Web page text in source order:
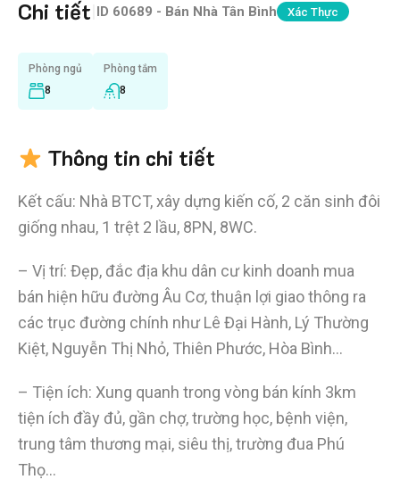
Chi tiết ID 60689 - Bán Nhà Tân Bình Xác Thực
Phòng ngủ
8
Phòng tắm
8
Thông tin chi tiết
Kết cấu: Nhà BTCT, xây dựng kiến cố, 2 căn sinh đôi
giống nhau, 1 trệt 2 lầu, 8PN, 8WC.
– Vị trí: Đẹp, đắc địa khu dân cư kinh doanh mua
bán hiện hữu đường Âu Cơ, thuận lợi giao thông ra
các trục đường chính như Lê Đại Hành, Lý Thường
Kiệt, Nguyễn Thị Nhỏ, Thiên Phước, Hòa Bình…
– Tiện ích: Xung quanh trong vòng bán kính 3km
tiện ích đầy đủ, gần chợ, trường học, bệnh viện,
trung tâm thương mại, siêu thị, trường đua Phú
Thọ…